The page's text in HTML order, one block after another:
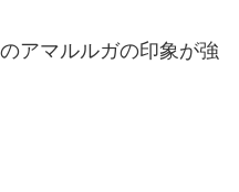
アマルルガの印象が強